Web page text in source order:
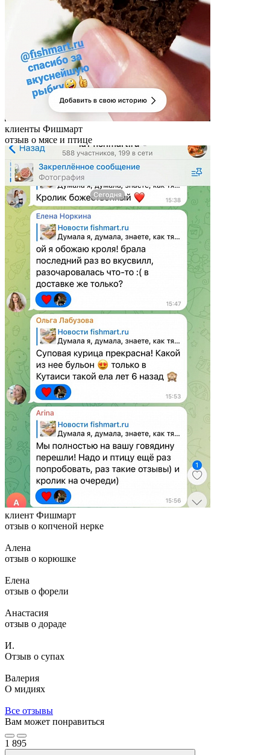
клиенты Фишмарт
отзыв о мясе и птице
клиент Фишмарт
отзыв о копченой нерке
Алена
отзыв о корюшке
Елена
отзыв о форели
Анастасия
отзыв о дораде
И.
Отзыв о супах
Валерия
О мидиях
Все отзывы
Вам может понравиться
1 895